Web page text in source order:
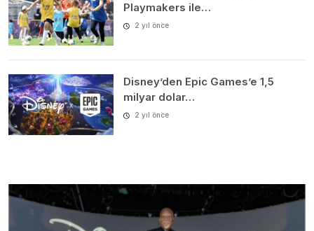
Playmakers ile…
2 yıl önce
Disney’den Epic Games’e 1,5
milyar dolar…
2 yıl önce